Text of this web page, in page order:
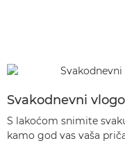
Svakodnevni
S lakoćom snimite
kamo god vas vaša